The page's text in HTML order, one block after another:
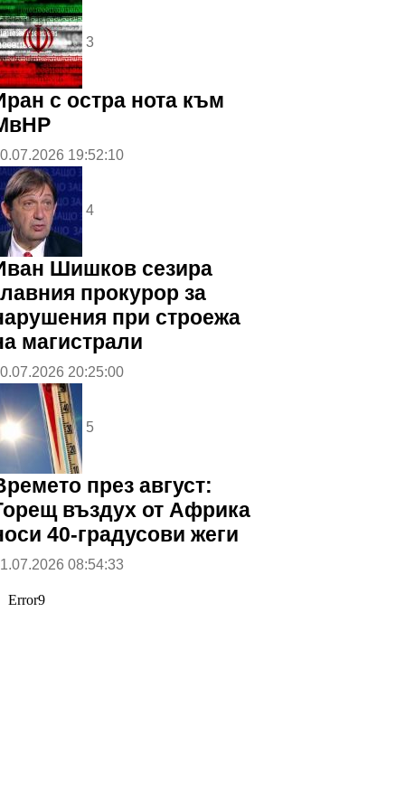
3
с остра нота към
19:52:10
4
Шишков сезира
прокурор за
при строежа
магистрали
20:25:00
5
през август:
въздух от Африка
40-градусови жеги
08:54:33